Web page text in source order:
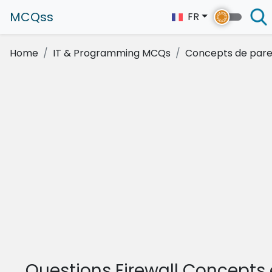
MCQss FR
Home IT & Programming MCQs Concepts de